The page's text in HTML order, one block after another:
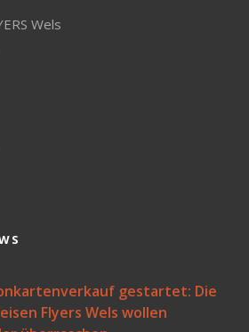
Wels
gestartet: Die
Flyers Wels wollen